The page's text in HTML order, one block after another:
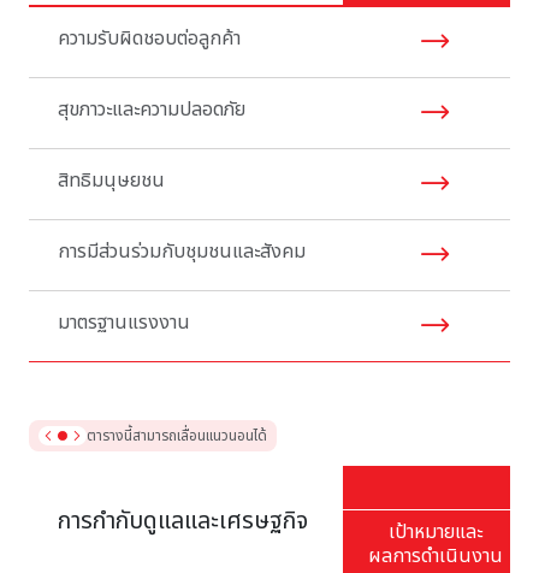
ความรับผิดชอบต่อลูกค้า
สุขภาวะและความปลอดภัย
สิทธิมนุษยชน
การมีส่วนร่วมกับชุมชนและสังคม
มาตรฐานแรงงาน
ตารางนี้สามารถเลื่อนแนวนอนได้
การกำกับดูแลและเศรษฐกิจ
เป้าหมายและ
ผลการดำเนินงาน